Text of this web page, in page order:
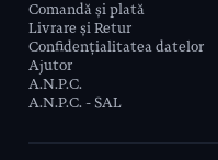
Comandă și plată
Livrare și Retur
Confidențialitatea datelor
Ajutor
A.N.P.C.
A.N.P.C. - SAL